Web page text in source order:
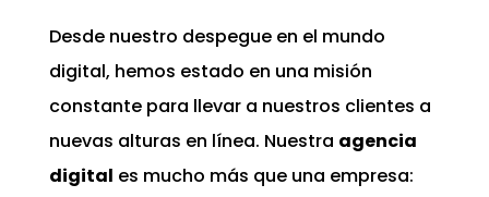
Desde nuestro despegue en el mundo
digital, hemos estado en una misión
constante para llevar a nuestros clientes a
nuevas alturas en línea. Nuestra agencia
digital es mucho más que una empresa: